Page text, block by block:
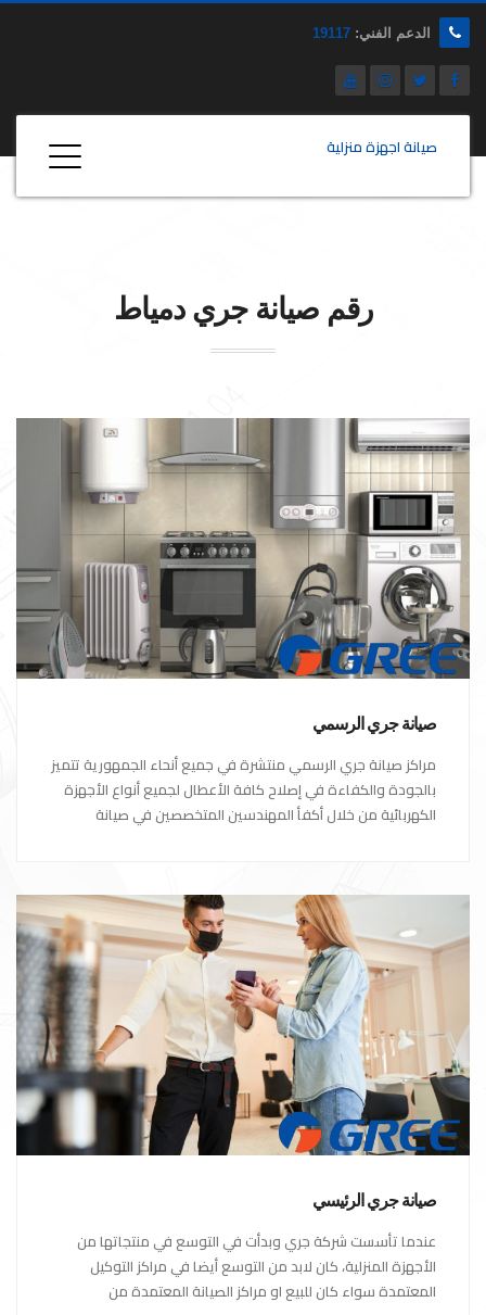
الدعم الفني: 19117
صيانة اجهزة منزلية
رقم صيانةجري دمياط
صيانة جري الرسمي
مراكز صيانة جري الرسمي منتشرة في جميع أنحاء الجمهورية تتميز
بالجودة والكفاءة في إصلاح كافة الأعطال لجميع أنواع الأجهزة
الكهربائية من خلال أكفأ المهندسين المتخصصين في صيانة
صيانة جري الرئيسي
عندما تأسست شركة جري وبدأت في التوسع في منتجاتها من
الأجهزة المنزلية، كان لابد من التوسع أيضا في مراكز التوكيل
المعتمدة سواء كان للبيع او مراكز الصيانة المعتمدة من